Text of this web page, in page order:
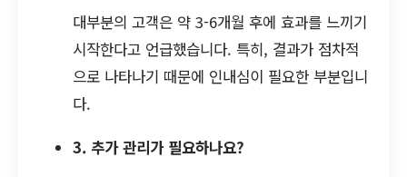
대부분의 고객은 약 3-6개월 후에 효과를 느끼기
시작한다고 언급했습니다. 특히, 결과가 점차적
으로 나타나기 때문에 인내심이 필요한 부분입니
다.
3. 추가 관리가 필요하나요?